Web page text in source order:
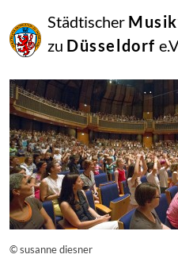
Städtischer
zu Düsseldorf
September
2014
Manfred Hill
© susanne diesner